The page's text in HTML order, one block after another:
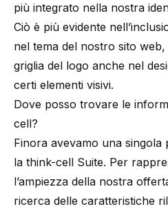
più integrato nella nostra
Ciò è più evidente
nel tema del nostro sito
griglia del logo anche nel
certi elementi visivi.
Dove posso trovare le
cell?
Finora avevamo una singola
la think-cell Suite. Per
l’ampiezza della nostra
ricerca delle caratteristiche